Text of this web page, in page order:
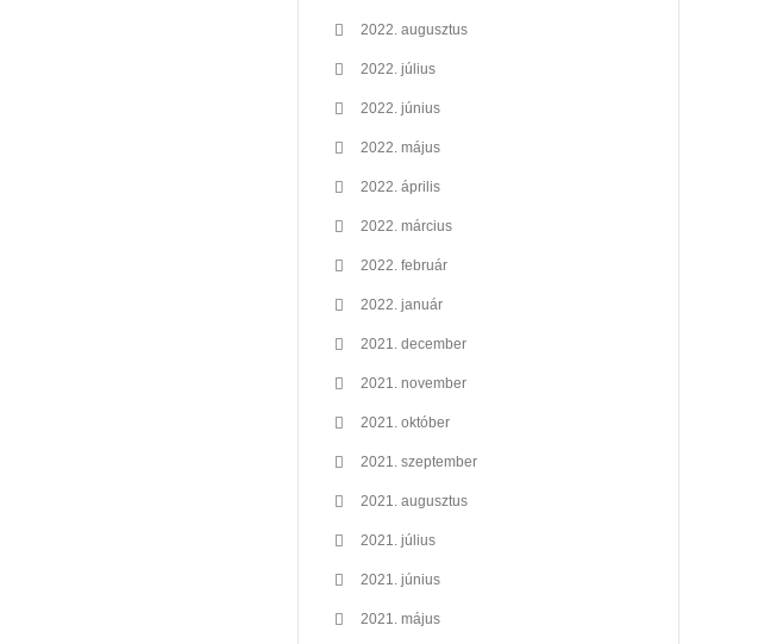
2022. augusztus
2022. július
2022. június
2022. május
2022. április
2022. március
2022. február
2022. január
2021. december
2021. november
2021. október
2021. szeptember
2021. augusztus
2021. július
2021. június
2021. május